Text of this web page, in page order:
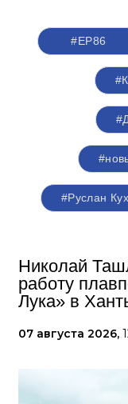
#ЕР86
#Руслан
Николай
работу
Лука» в
07 августа 2026,